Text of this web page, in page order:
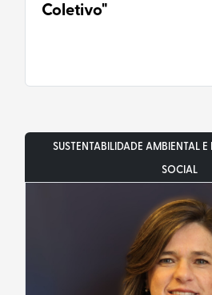
Coletivo"
SUSTENTABILIDADE AMBIENTAL
SOCIAL